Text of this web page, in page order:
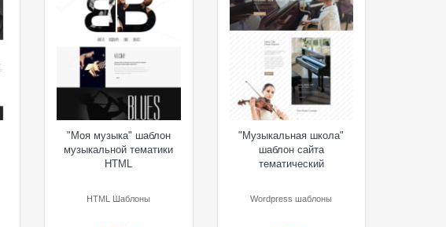
"Моя музыка" шаблон
музыкальной тематики
HTML
HTML Шаблоны
"Музыкальная школа"
шаблон сайта
тематический
Wordpress шаблоны